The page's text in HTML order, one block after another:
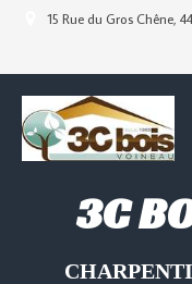
15 Rue du Gros Chêne,
3C